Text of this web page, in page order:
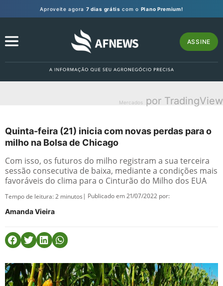
Aproveite agora 7 dias grátis com o Plano Premium!
ASSINE
Mercados por TradingView
Quinta-feira (21) inicia com novas perdas para o
milho na Bolsa de Chicago
Com isso, os futuros do milho registram a sua terceira
sessão consecutiva de baixa, mediante a condições mais
favoráveis do clima para o Cinturão do Milho dos EUA
Tempo de leitura:2 minutos | Publicado em 21/07/2022 por:
Amanda Vieira